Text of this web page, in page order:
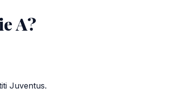
A?
Juventus.